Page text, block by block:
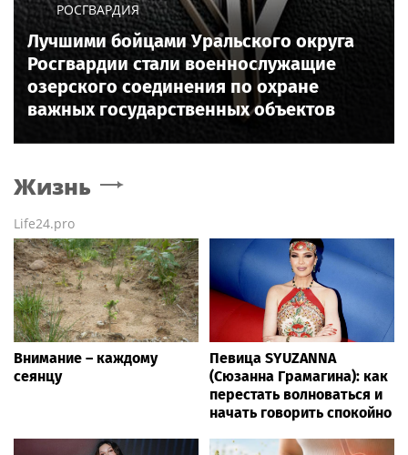
РОСГВАРДИЯ
Лучшими бойцами Уральского округа
Росгвардии стали военнослужащие
озерского соединения по охране
важных государственных объектов
Жизнь
Life24.pro
Внимание – каждому
сеянцу
Певица SYUZANNA
(Сюзанна Грамагина): как
перестать волноваться и
начать говорить спокойно